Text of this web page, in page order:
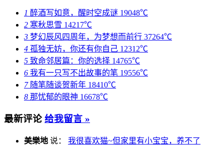
1 醉酒写如意，醒时空成谜 19048℃
2 寒秋思雪 14217℃
3 梦幻辰风四周年，为梦想而前行 37264℃
4 孤独无妨，你还有你自己 12312℃
5 致命邻居篇：你的选择 14765℃
6 我有一只写不出故事的笔 19556℃
7随笔随谈贺新年 18410℃
8 那忧郁的眼神 16678℃
最新评论 给我留言 »
美樂地 说： 我很喜欢猫~但家里有小宝宝，养不了